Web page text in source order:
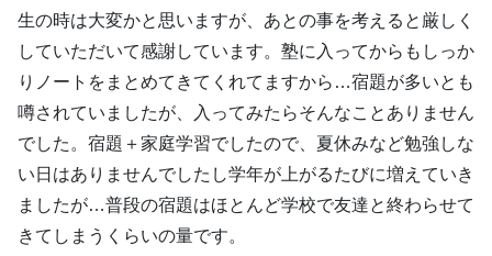
生の時は大変かと思いますが、あとの事を考えると厳しく
していただいて感謝しています。塾に入ってからもしっか
りノートをまとめてきてくれてますから…宿題が多いとも
噂されていましたが、入ってみたらそんなことありません
でした。宿題＋家庭学習でしたので、夏休みなど勉強しな
い日はありませんでしたし学年が上がるたびに増えていき
ましたが…普段の宿題はほとんど学校で友達と終わらせて
きてしまうくらいの量です。